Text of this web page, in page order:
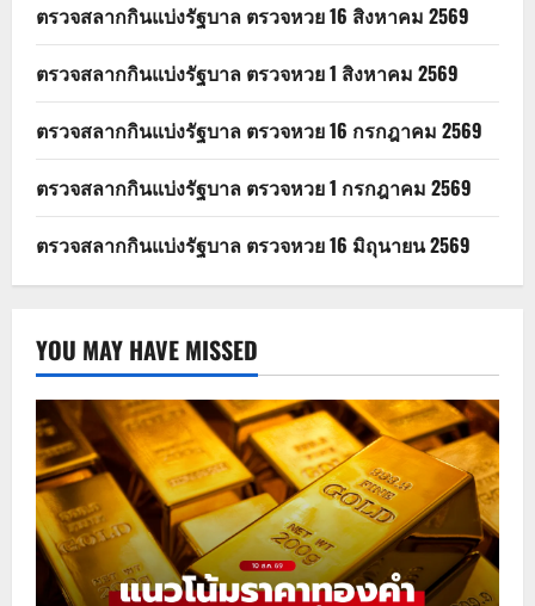
ตรวจสลากกินแบ่งรัฐบาล ตรวจหวย 16 สิงหาคม 2569
ตรวจสลากกินแบ่งรัฐบาล ตรวจหวย 1 สิงหาคม 2569
ตรวจสลากกินแบ่งรัฐบาล ตรวจหวย 16 กรกฎาคม 2569
ตรวจสลากกินแบ่งรัฐบาล ตรวจหวย 1 กรกฎาคม 2569
ตรวจสลากกินแบ่งรัฐบาล ตรวจหวย 16 มิถุนายน 2569
YOU MAY HAVE MISSED